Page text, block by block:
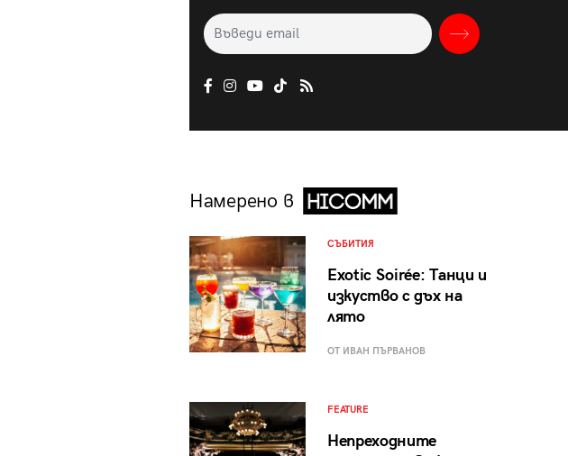
Намерено в
СЪБИТИЯ
Exotic Soirée: Танци и
изкуство с дъх на
лято
ОТ ИВАН ПЪРВАНОВ
FEATURE
Непреходните